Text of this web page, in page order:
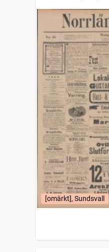
[omärkt], Sundsvall